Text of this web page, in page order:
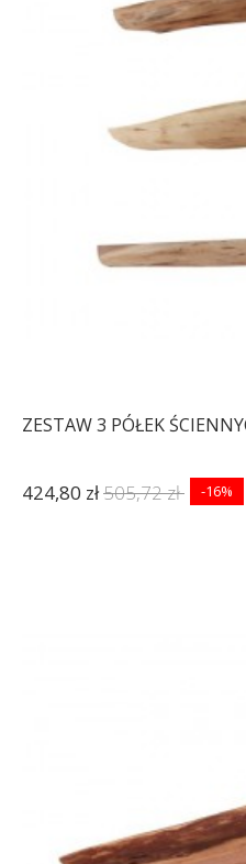
ZESTAW 3 PÓŁEK
424,80 zł505,72 zł -16%